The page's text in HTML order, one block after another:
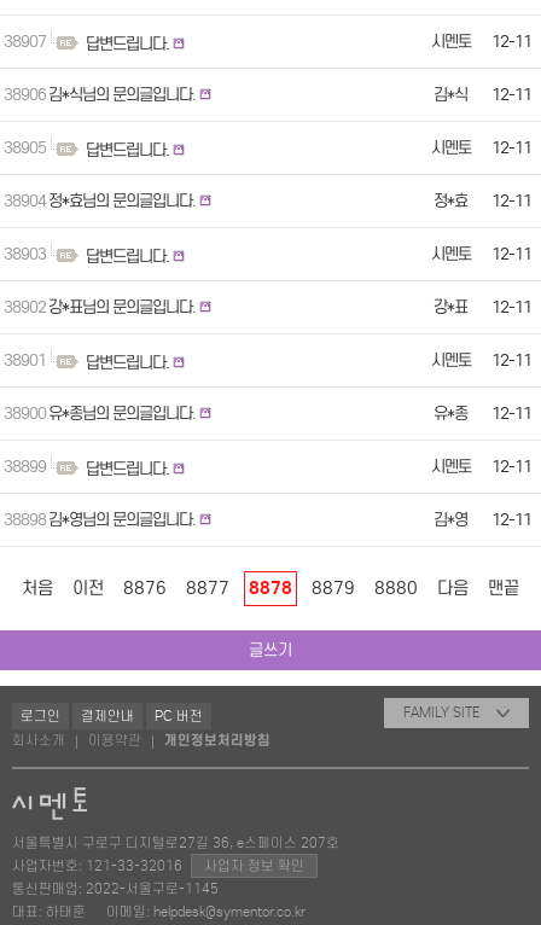
38907 답변드립니다. 시멘토 12-11
38906 김*식님의 문의글입니다. 김*식 12-11
38905 답변드립니다. 시멘토 12-11
38904 정*효님의 문의글입니다. 정*효 12-11
38903 답변드립니다. 시멘토 12-11
38902 강*표님의 문의글입니다. 강*표 12-11
38901 답변드립니다. 시멘토 12-11
38900 유*종님의 문의글입니다. 유*종 12-11
38899 답변드립니다. 시멘토 12-11
38898 김*영님의 문의글입니다. 김*영 12-11
처음 이전 8876 8877 8878 8879 8880 다음 맨끝
글쓰기
로그인 결제안내
PC 버전
회사소개
이용약관 개인정보처리방침
FAMILY SITE
서울특별시 구로구 디지털로27길 36, e스페이스 207호
사업자번호: 121-33-32016
사업자 정보 확인
통신판매업: 2022-서울구로-1145
대표: 하태훈
이메일: helpdesk@symentor.co.kr